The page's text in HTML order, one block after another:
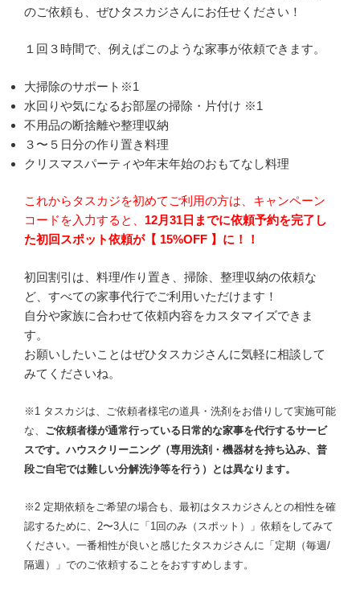
のご依頼も、ぜひタスカジさんにお任せください！
１回３時間で、例えばこのような家事が依頼できます。
大掃除のサポート※1
水回りや気になるお部屋の掃除・片付け ※1
不用品の断捨離や整理収納
３〜５日分の作り置き料理
クリスマスパーティや年末年始のおもてなし料理
これからタスカジを初めてご利用の方は、 キャンペーン
コードを入力すると、 12月31日までに依頼予約を完了し
た初回スポット依頼が【 15%OFF 】に！！
初回割引は、料理/作り置き、掃除、整理収納の依頼な
ど、すべての家事代行でご利用いただけます！
自分や家族に合わせて依頼内容をカスタマイズできま
す。
お願いしたいことはぜひタスカジさんに気軽に相談して
みてくださいね。
※1 タスカジは、ご依頼者様宅の道具・洗剤をお借りして実施可能
な、 ご依頼者様が通常行っている日常的な家事を代行するサービ
スです。ハウスクリーニング（専用洗剤・機器材を持ち込み、普
段ご自宅では難しい分解洗浄等を行う）とは異なります。
※2 定期依頼をご希望の場合も、最初はタスカジさんとの相性を確
認するために、2〜3人に「1回のみ（スポット）」依頼をしてみて
ください。一番相性が良いと感じたタスカジさんに「定期（毎週/
隔週）」でのご依頼することをおすすめします。